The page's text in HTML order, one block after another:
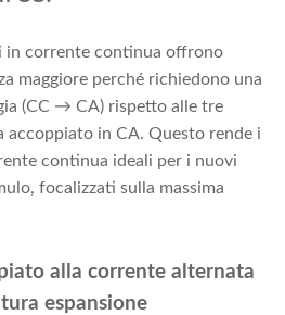
in corrente continua offrono
maggiore perché richiedono una
(CC → CA) rispetto alle tre
accoppiato in CA. Questo rende i
continua ideali per i nuovi
focalizzati sulla massima
alla corrente alternata
espansione